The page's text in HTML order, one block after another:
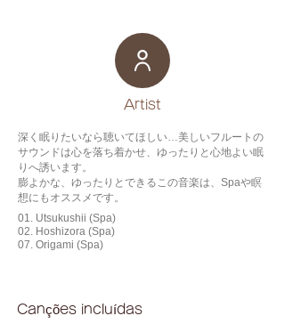
​Artist
深く眠りたいなら聴いてほしい…美しいフルートの
サウンドは心を落ち着かせ、ゆったりと心地よい眠
りへ誘います。
膨よかな、ゆったりとできるこの音楽は、Spaや瞑
想にもオススメです。
01. Utsukushii (Spa)
02. Hoshizora (Spa)
07. Origami (Spa)
Canções incluídas